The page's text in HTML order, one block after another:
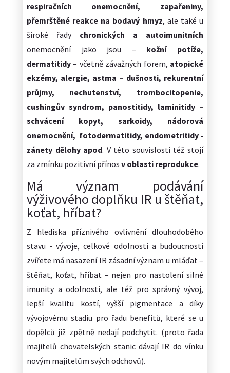
respiračních onemocnění, zapařeniny,
přemrštěné reakce na bodavý hmyz, ale také u
široké řady chronických a autoimunitních
onemocnění jako jsou – kožní potíže,
dermatitidy– včetně závažných forem, atopické
ekzémy, alergie, astma – dušnosti, rekurentní
průjmy, nechutenství, trombocitopenie,
cushingův syndrom, panostitidy, laminitidy –
schvácení kopyt, sarkoidy, nádorová
onemocnění, fotodermatitidy, endometritidy -
zánety dělohy apod. V této souvislosti též stojí
za zmínku pozitivní přínos v oblasti reprodukce.
Má význam podávání
výživového doplňku IR u štěňat,
koťat, hříbat?
Z hlediska příznivého ovlivnění dlouhodobého
stavu - vývoje, celkové odolnosti a budoucnosti
zvířete má nasazení IR zásadní význam u mláďat –
štěňat, koťat, hříbat – nejen pro nastolení silné
imunity a odolnosti, ale též pro správný vývoj,
lepší kvalitu kostí, vyšší pigmentace a díky
vývojovému stadiu pro řadu benefitů, které se u
dopělců již zpětně nedají podchytit. (proto řada
majitelů chovatelských stanic dávají IR do vínku
novým majitelům svých odchovů).